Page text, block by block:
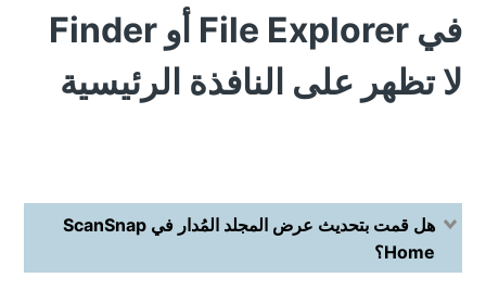
في File Explorer أو Finder
لا تظهر على النافذة الرئيسية
هل قمت بتحديث عرض المجلد المُدار في ScanSnap
Home؟